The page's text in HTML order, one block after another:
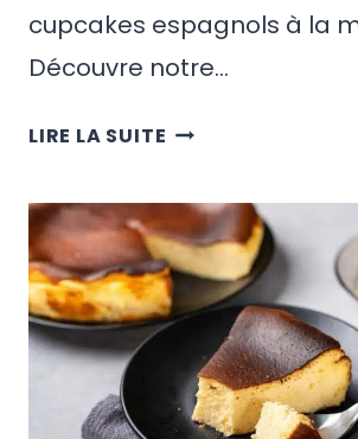
cupcakes espagnols à la
Découvre notre…
LIRE LA SUITE RECETTE
ESPAGNOLES
–
DÉLICIEUX
CUPCAKES
ESPAGNOLS